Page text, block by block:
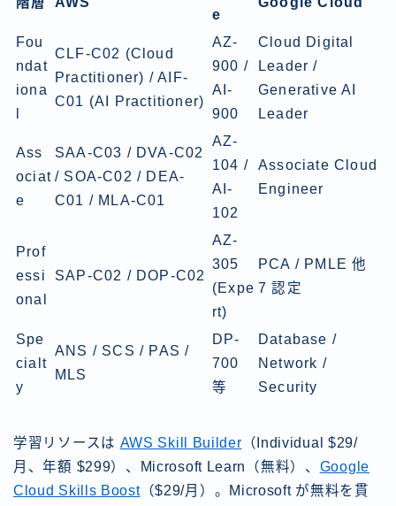
e
Fou
ndat
iona
CLF-C02 (Cloud
Practitioner) / AIF-
C01 (AI Practitioner)
AZ-
900 /
AI-
900
Cloud Digital
Leader /
Generative AI
Leader
Ass
ociat
e
SAA-C03 / DVA-C02
/ SOA-C02 / DEA-
C01 / MLA-C01
AZ-
104 /
AI-
102
Associate Cloud
Engineer
Prof
essi
onal
SAP-C02 / DOP-C02
AZ-
305
(Expe
rt)
PCA / PMLE 他
7 認定
Spe
cialt
y
ANS / SCS / PAS /
MLS
DP-
700
等
Database /
Network /
Security
学習リソースは AWS Skill Builder （Individual $29/
月、年額 $299）、Microsoft Learn（無料）、 Google
Cloud Skills Boost（$29/月）。Microsoft が無料を貫